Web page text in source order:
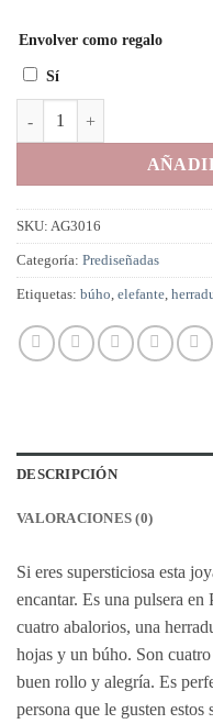
Envolver como regalo
Sí
SKU: AG3016
Categoría: Prediseñadas
Etiquetas: búho, elefante,
DESCRIPCIÓN
VALORACIONES (0)
Si eres supersticiosa esta
encantar. Es una pulsera
cuatro abalorios, una
hojas y un búho. Son
buen rollo y alegría. Es
persona que le gusten estos